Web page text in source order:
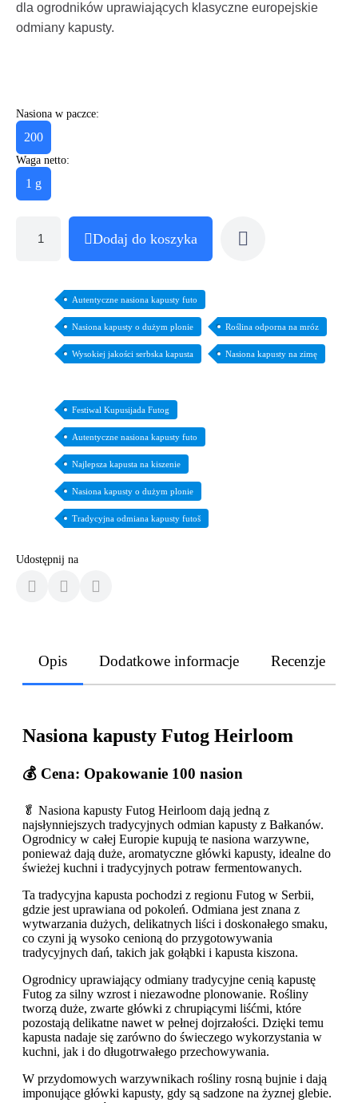
dla ogrodników uprawiających klasyczne europejskie
odmiany kapusty.
Nasiona w paczce:
200
Waga netto:
1 g
Dodaj do koszyka
Autentyczne nasiona kapusty futo
Nasiona kapusty o dużym plonie Roślina odporna na mróz
Wysokiej jakości serbska kapusta Nasiona kapusty na zimę
Festiwal Kupusijada Futog
Autentyczne nasiona kapusty futo
Najlepsza kapusta na kiszenie
Nasiona kapusty o dużym plonie
Tradycyjna odmiana kapusty futoš
Udostępnij na
Opis Dodatkowe informacje Recenzje
Nasiona kapusty Futog Heirloom
💰 Cena: Opakowanie 100 nasion
🥬 Nasiona kapusty Futog Heirloom dają jedną z
najsłynniejszych tradycyjnych odmian kapusty z Bałkanów.
Ogrodnicy w całej Europie kupują te nasiona warzywne,
ponieważ dają duże, aromatyczne główki kapusty, idealne do
świeżej kuchni i tradycyjnych potraw fermentowanych.
Ta tradycyjna kapusta pochodzi z regionu Futog w Serbii,
gdzie jest uprawiana od pokoleń. Odmiana jest znana z
wytwarzania dużych, delikatnych liści i doskonałego smaku,
co czyni ją wysoko cenioną do przygotowywania
tradycyjnych dań, takich jak gołąbki i kapusta kiszona.
Ogrodnicy uprawiający odmiany tradycyjne cenią kapustę
Futog za silny wzrost i niezawodne plonowanie. Rośliny
tworzą duże, zwarte główki z chrupiącymi liśćmi, które
pozostają delikatne nawet w pełnej dojrzałości. Dzięki temu
kapusta nadaje się zarówno do świeczego wykorzystania w
kuchni, jak i do długotrwałego przechowywania.
W przydomowych warzywnikach rośliny rosną bujnie i dają
imponujące główki kapusty, gdy są sadzone na żyznej glebie.